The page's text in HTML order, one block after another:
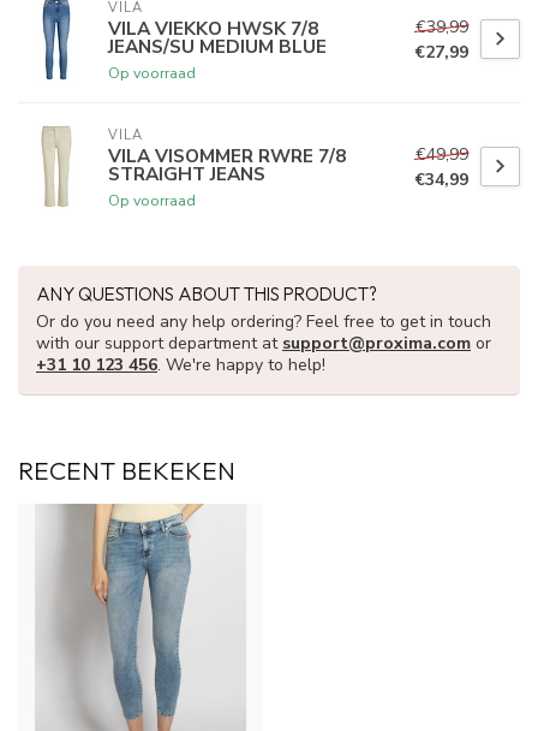
VILA
VILA VIEKKO HWSK 7/8
JEANS/SU MEDIUM BLUE
Op voorraad
€39,99
€27,99
VILA
VILA VISOMMER RWRE 7/8
STRAIGHT JEANS
Op voorraad
€49,99
€34,99
ANY QUESTIONS ABOUT THIS PRODUCT?
Or do you need any help ordering? Feel free to get in touch
with our support department at support@proxima.com or
+31 10 123 456. We're happy to help!
RECENT BEKEKEN